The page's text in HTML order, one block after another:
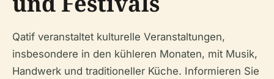
Qatif veranstaltet kulturelle Veranstaltungen,
insbesondere in den kühleren Monaten, mit Musik,
Handwerk und traditioneller Küche. Informieren Sie